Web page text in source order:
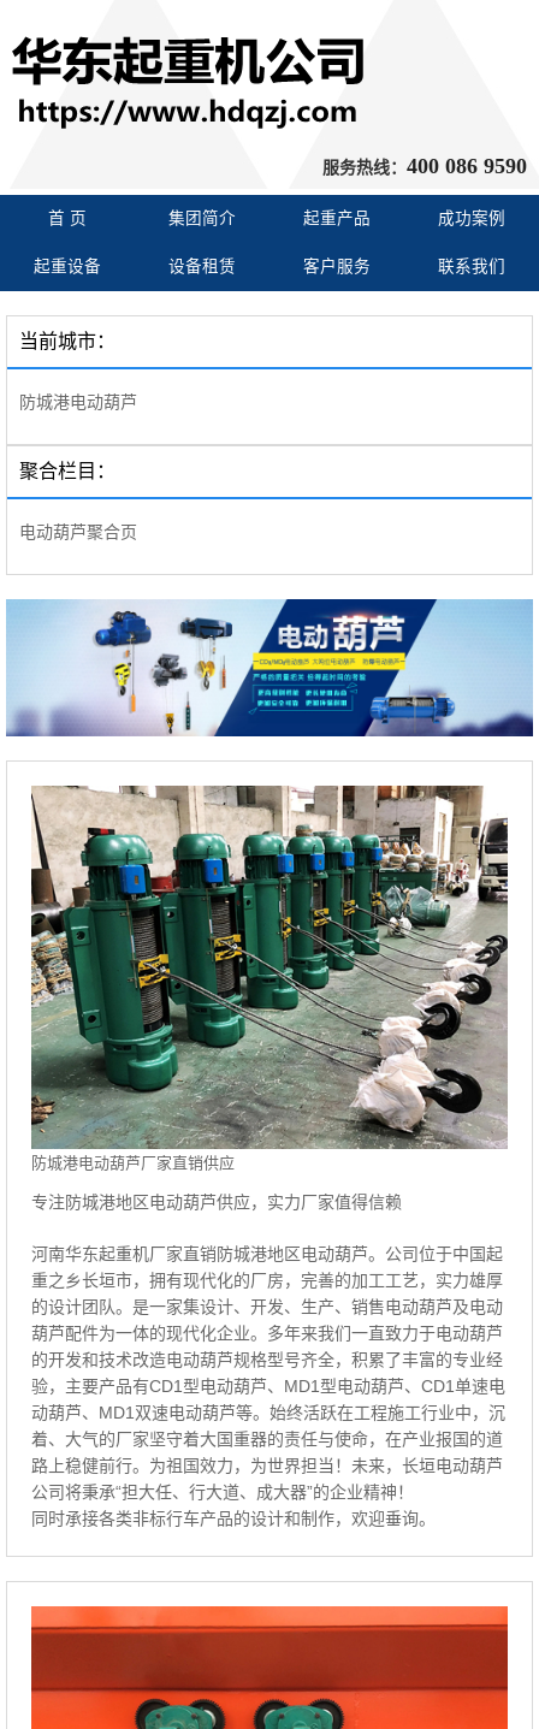
服务热线： 400 086 9590
首 页 集团简介 起重产品 成功案例
起重设备 设备租赁 客户服务 联系我们
当前城市：
防城港电动葫芦
聚合栏目：
电动葫芦聚合页
防城港电动葫芦厂家直销供应
专注防城港地区电动葫芦供应，实力厂家值得信赖
河南华东起重机厂家直销防城港地区电动葫芦。公司位于中国起
重之乡长垣市，拥有现代化的厂房，完善的加工工艺，实力雄厚
的设计团队。是一家集设计、开发、生产、销售电动葫芦及电动
葫芦配件为一体的现代化企业。多年来我们一直致力于电动葫芦
的开发和技术改造电动葫芦规格型号齐全，积累了丰富的专业经
验，主要产品有CD1型电动葫芦、MD1型电动葫芦、CD1单速电
动葫芦、MD1双速电动葫芦等。始终活跃在工程施工行业中，沉
着、大气的厂家坚守着大国重器的责任与使命，在产业报国的道
路上稳健前行。为祖国效力，为世界担当！未来，长垣电动葫芦
公司将秉承“担大任、行大道、成大器”的企业精神！
同时承接各类非标行车产品的设计和制作，欢迎垂询。